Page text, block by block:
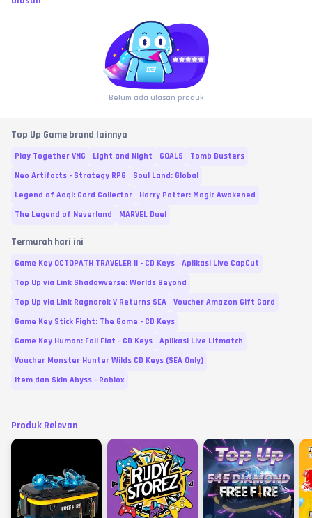
Belum ada ulasan produk
Top Up Game brand lainnya
Play Together VNG Light and Night GOALS
Tomb Busters
Neo Artifacts - Strategy RPG
Soul Land: Global
Legend of Aoqi: Card Collector
Harry Potter: Magic Awakened
The Legend of Neverland
MARVEL Duel
Termurah hari ini
Game Key OCTOPATH TRAVELER II - CD Keys
Aplikasi Live CapCut
Top Up via Link Shadowverse: Worlds Beyond
Top Up via Link Ragnarok V Returns SEA
Voucher Amazon Gift Card
Game Key Stick Fight: The Game - CD Keys
Game Key Human: Fall Flat - CD Keys
Aplikasi Live Litmatch
Voucher Monster Hunter Wilds CD Keys (SEA Only)
Item dan Skin Abyss - Roblox
Produk Relevan